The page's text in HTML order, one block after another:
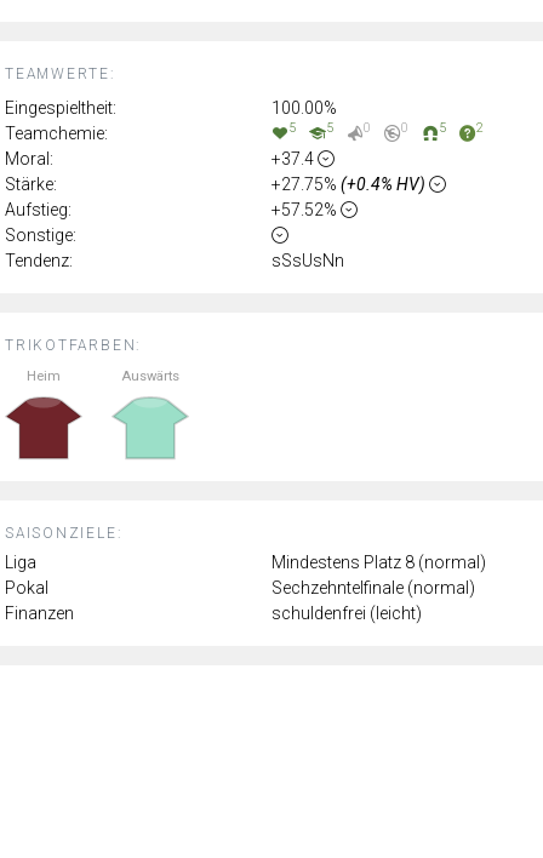
TRIKOTFARBEN:
Heim Auswärts
SAISONZIELE:
Liga
Mindestens Platz 8 (normal)
Pokal
Sechzehntelfinale (normal)
Finanzen
schuldenfrei (leicht)
TEAMWERTE:
Eingespieltheit:
100.00%
Teamchemie:
5 5 0 0 5 2
Moral:
+37.4
Stärke:
+27.75% (+0.4% HV)
Aufstieg:
+57.52%
Sonstige:
Tendenz:
sSsUsNn